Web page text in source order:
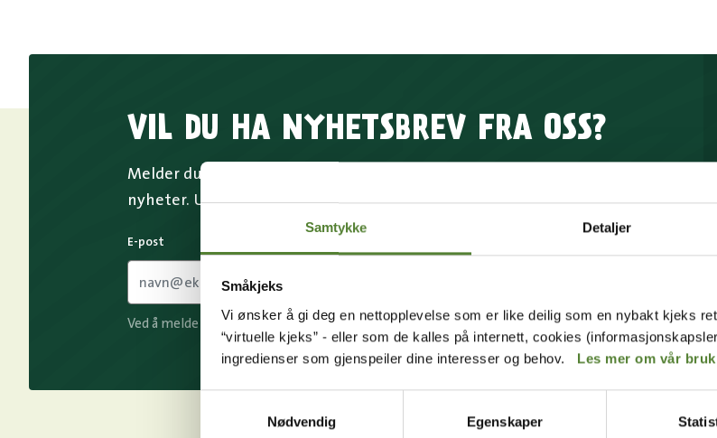
Samtykke Detaljer
Småkjeks
Vi ønsker å gi deg en nettopplevelse som er like deilig som en nybakt kjeks
“virtuelle kjeks” - eller som de kalles på internett, cookies
ingredienser som gjenspeiler dine interesser og behov. Les mer om vår
Nødvendig
Egenskaper
VIL DU HA NYHETSBREV FRA OSS?
Melder du deg på Dyreparkens nyhetsbrev får du unike tilbud og
nyheter. Uten nyhetsbrev går du glipp av mange fordeler.
E-post
Ved å melde deg på vårt nyhetsbrev godtar du vårebetingelser